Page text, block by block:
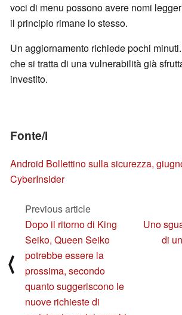
voci di menu possono avere nomi
il principio rimane lo stesso.
Un aggiornamento richiede pochi
che si tratta di una vulnerabilità già
investito.
Fonte/i
Android Bollettino sulla sicurezza,
CyberInsider
⟨
Previous article
Dopo il ritorno di King
Seiko, Queen Seiko
potrebbe essere la
prossima, secondo
quanto suggeriscono le
nuove richieste di
Uno
di